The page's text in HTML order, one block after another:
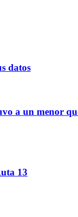
a un menor
13
datos